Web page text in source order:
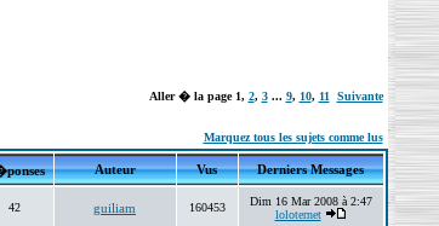
Aller � la page 1, 2, 3... 9, 10, 11 Suivante
Marquez tous les sujets comme lus
Auteur Vus Derniers Messages
42 guiliam 160453
Dim 16 Mar 2008 à 2:47
loloternet